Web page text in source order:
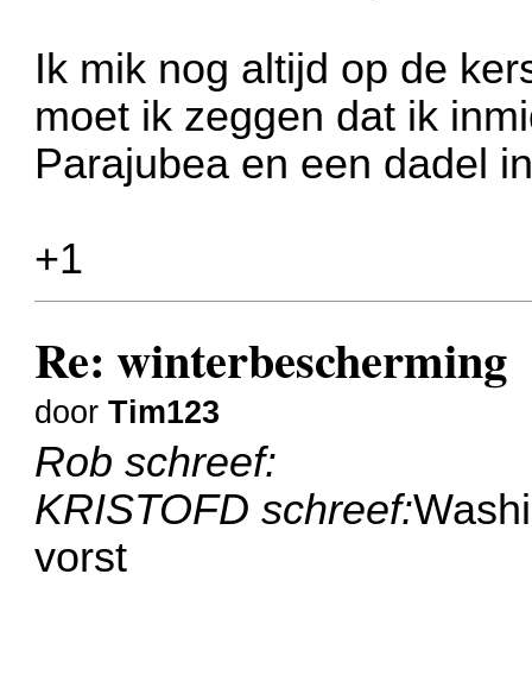
Ik mik nog altijd op de
moet ik zeggen dat ik
Parajubea en een dadel
+1
Re: winterbescherming
doorTim123
Rob schreef:
KRISTOFD schreef:
vorst